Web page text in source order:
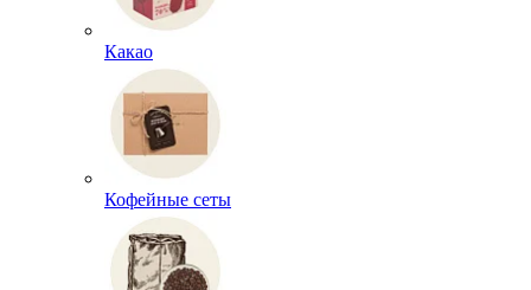
Какао
Кофейные сеты